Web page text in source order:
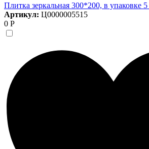
Плитка зеркальная 300*200, в упаковке
Артикул: Ц0000005515
0 Р